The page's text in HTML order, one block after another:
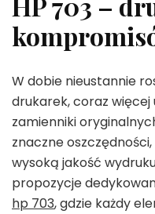
W dobie nieustannie
drukarek, coraz więcej
zamienniki
znaczne
wysoką jakość
propozycje
hp 703, gdzie każdy